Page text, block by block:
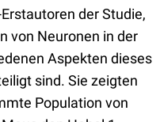
der Studie,
von Neuronen in der
Aspekten dieses
sind. Sie zeigten
Population von